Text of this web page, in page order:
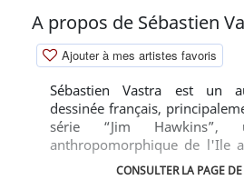
A propos de Sébastien
Ajouter à mes artistes favoris
Sébastien Vastra est un
dessinée français,
série “Jim Hawkins”,
anthropomorphique de l'Ile
Stevenson.CONSULTER LA PAGE